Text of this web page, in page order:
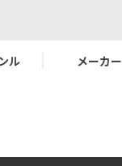
ル メーカー